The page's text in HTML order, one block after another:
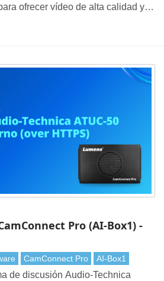
ofrecer vídeo de alta calidad y
Pro (AI-Box1) -
CamConnect Pro AI-Box1
de discusión Audio-Technica